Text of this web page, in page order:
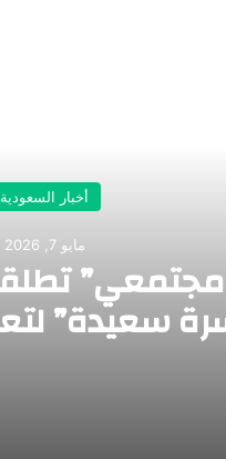
أخبار السعودية
مايو 7, 2026
سعيدة”